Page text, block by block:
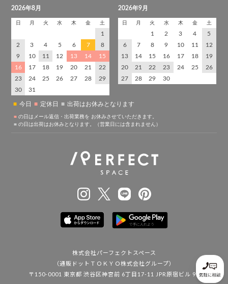
株式会社パーフェクトスペース
（通販ドットＴＯＫＹＯ株式会社グループ）
〒150-0001 東京都 渋谷区神宮前 6丁目17-11 JPR原宿ビル 9F